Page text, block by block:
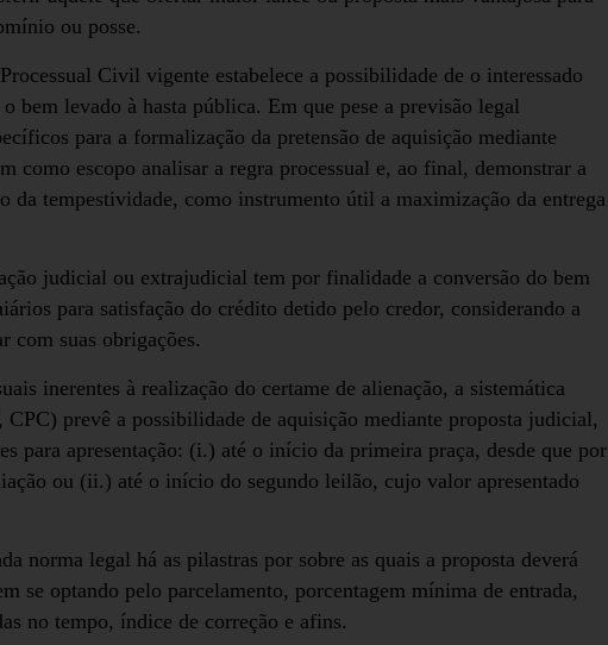
ou posse.
Civil vigente estabelece a possibilidade de o interessado
bem levado à hasta pública. Em que pese a previsão legal
para a formalização da pretensão de aquisição mediante
como escopo analisar a regra processual e, ao final, demonstrar a
da tempestividade, como instrumento útil a maximização da entrega
judicial ou extrajudicial tem por finalidade a conversão do bem
para satisfação do crédito detido pelo credor, considerando a
com suas obrigações.
inerentes à realização do certame de alienação, a sistemática
prevê a possibilidade de aquisição mediante proposta judicial,
para apresentação: (i.) até o início da primeira praça, desde que por
ou (ii.) até o início do segundo leilão, cujo valor apresentado
norma legal há as pilastras por sobre as quais a proposta deverá
se optando pelo parcelamento, porcentagem mínima de entrada,
no tempo, índice de correção e afins.